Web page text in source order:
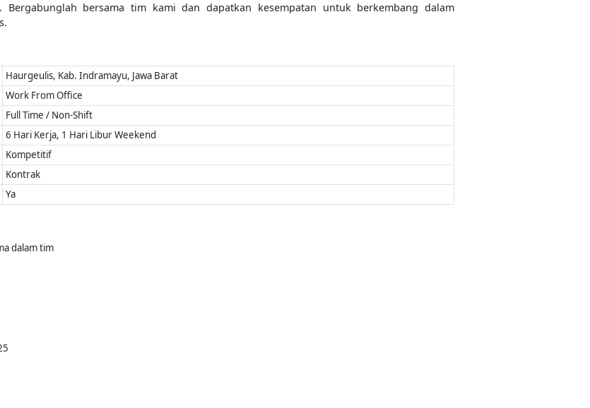
Bergabunglah bersama tim kami dan dapatkan kesempatan untuk berkembang dalam
Haurgeulis, Kab. Indramayu, Jawa Barat
Work From Office
Full Time / Non-Shift
6 Hari Kerja, 1 Hari Libur Weekend
Kompetitif
Kontrak
Ya
dalam tim